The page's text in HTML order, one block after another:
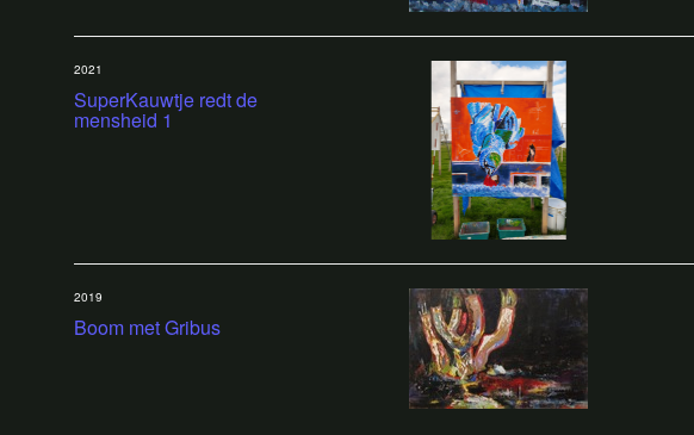
SuperKauwtje redt de
mensheid 1
2021
Boom met Gribus
2019